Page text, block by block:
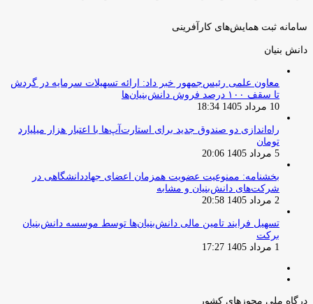
سامانه ثبت همایش‌های کارآفرینی
دانش‌ بنیان‌
معاون علمی رئیس‌جمهور خبر داد: ارائه تسهیلات سرمایه در گردش
تا سقف ۱۰۰ درصد فروش دانش‌بنیان‌ها
10 مرداد 1405 18:34
راه‌اندازی دو صندوق جدید برای استارت‌آپ‌ها با اعتبار هزار میلیارد
تومان
5 مرداد 1405 20:06
بخشنامه: ممنوعیت عضویت همزمان اعضای جهاددانشگاهی در
شرکت‌های دانش‌بنیان و مشابه
2 مرداد 1405 20:58
تسهیل فرایند تامین مالی دانش‌بنیان‌ها توسط موسسه دانش‌بنیان
برکت
1 مرداد 1405 17:27
درگاه ملی مجوزهای کشور